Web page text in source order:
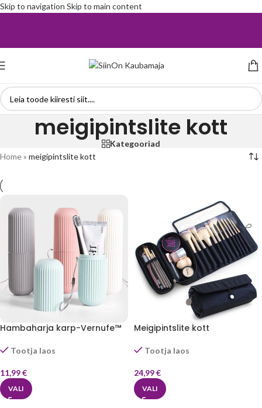
Skip to navigation Skip to main content
meigipintslite kott
Kategooriad
Home» meigipintslite kott
Hambaharja karp-Vernufe™
Tootja laos
11,99€
VALI
Meigipintslite kott
Tootja laos
24,99€
VALI